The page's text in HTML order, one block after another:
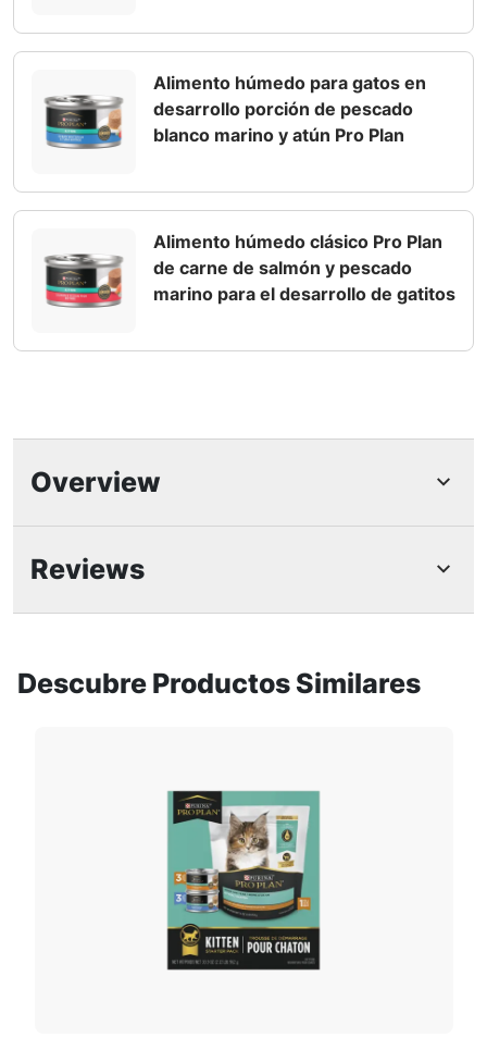
Alimento húmedo para gatos en
desarrollo porción de pescado
blanco marino y atún Pro Plan
Alimento húmedo clásico Pro Plan
de carne de salmón y pescado
marino para el desarrollo de gatitos
Overview
Características Destacadas
desarrollo
Reviews
Descubre Productos Similares